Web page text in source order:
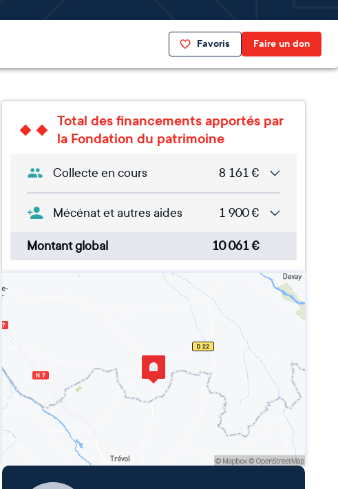
Favoris Faire un don
Total des financements apportés par
la Fondation du patrimoine
Collecte en cours 8 161 €
Mécénat et autres aides 1 900€
Montant global 10 061€